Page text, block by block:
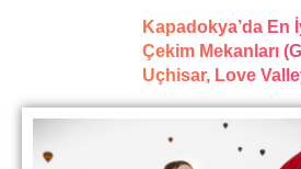
Kapadokya’da En
Çekim Mekanları
Uçhisar, Love